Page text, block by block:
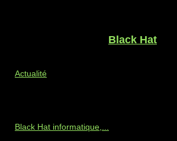
Black Hat
Actualité
Black Hat informatique,...